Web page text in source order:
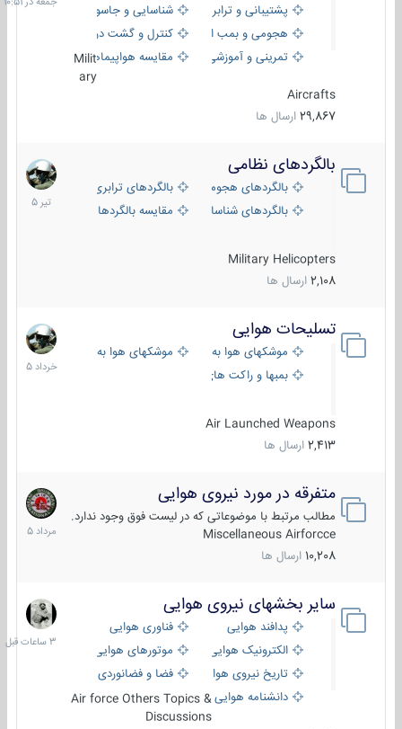
پشتیبانی و ترابری
شناسایی و جاسوسی
هجومی و بمب افکن
کنترل و گشت دریایی
تمرینی و آموزشی
مقایسه هواپیماهاMilit
ary
Aircrafts
29,867 ارسال ها
بالگردهای نظامی
بالگردهای هجومی
بالگردهای ترابری
بالگردهای شناسایی
مقایسه بالگردها
Military Helicopters
2,108 ارسال ها
22
تیر
تسلیحات هوایی
موشکهای هوا به هوا
موشکهای هوا به سطح
بمبها و راکت های هوایی
Air Launched Weapons
2,413 ارسال ها
30
خرداد
1405
متفرقه در مورد نیروی هوایی
مطالب مرتبط با موضوعاتی که در لیست فوق وجود ندارد.
Miscellaneous Airforcce
10,208 ارسال ها
7
مرداد
سایر بخشهای نیروی هوایی
پدافند هوایی
فناوری هوایی
الکترونیک هوایی
موتورهای هوایی
تاریخ نیروی هوایی
فضا و فضانوردی
دانشنامه هوایی Air force Others Topics &
Discussions
3
قبل